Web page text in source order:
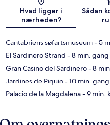
Hvad ligger i
nærheden?
Sådan
Cantabriens søfartsmuseum- 5
El Sardinero Strand - 8 min. gang
Gran Casino del Sardinero- 8
Jardines de Piquio- 10 min. gang
Palacio de la Magdalena- 9 min.